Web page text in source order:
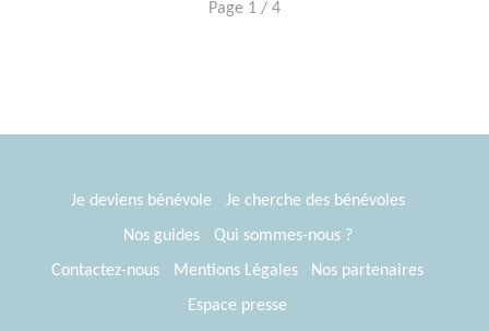
Page 1 / 4
Je deviens bénévole
Je cherche des bénévoles
Nos guides
Qui sommes-nous ?
Contactez-nous
Mentions Légales
Nos partenaires
Espace presse